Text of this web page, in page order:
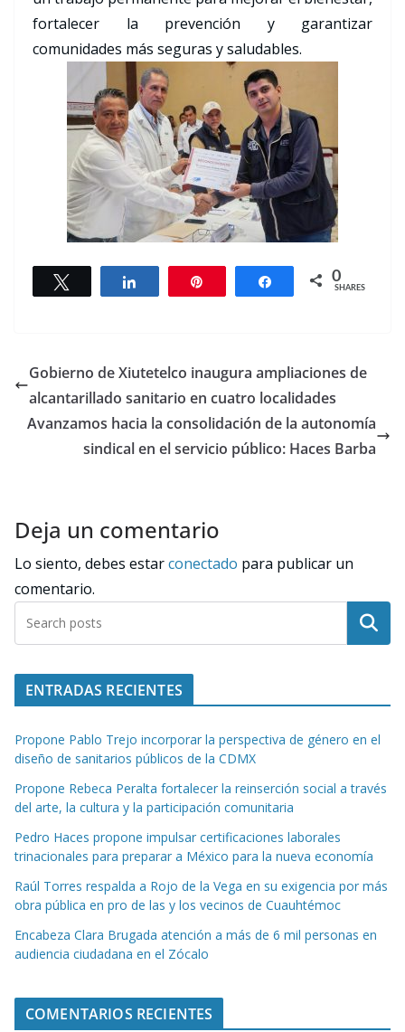
fortalecer la prevención y garantizar
comunidades más seguras y saludables.
Share 0
SHARES
Gobierno de Xiutetelco inaugura ampliaciones de
alcantarillado sanitario en cuatro localidades
Avanzamos hacia la consolidación de la autonomía
sindical en el servicio público: Haces Barba
Deja un comentario
Lo siento, debes estarconectado para publicar un
comentario.
Buscar
ENTRADAS RECIENTES
Propone Pablo Trejo incorporar la perspectiva de género en el
diseño de sanitarios públicos de la CDMX
Propone Rebeca Peralta fortalecer la reinserción social a través
del arte, la cultura y la participación comunitaria
Pedro Haces propone impulsar certificaciones laborales
trinacionales para preparar a México para la nueva economía
Raúl Torres respalda a Rojo de la Vega en su exigencia por más
obra pública en pro de las y los vecinos de Cuauhtémoc
Encabeza Clara Brugada atención a más de 6 mil personas en
audiencia ciudadana en el Zócalo
COMENTARIOS RECIENTES